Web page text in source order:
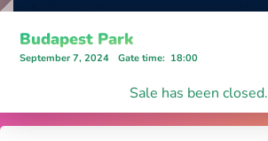
Budapest Park
September 7, 2024 Gate time: 18:00
Sale has been closed.